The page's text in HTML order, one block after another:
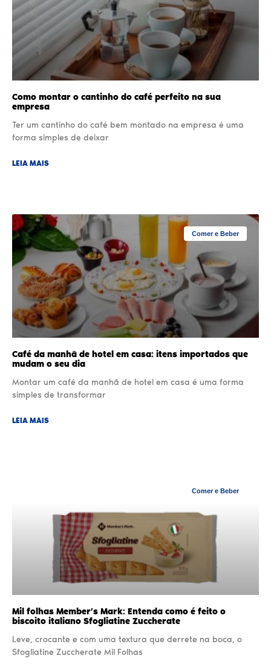
Como montar o cantinho do café perfeito na sua
empresa
Ter um cantinho do café bem montado na empresa é uma
forma simples de deixar
LEIA MAIS
Comer e Beber
Café da manhã de hotel em casa: itens importados que
mudam o seu dia
Montar um café da manhã de hotel em casa é uma forma
simples de transformar
LEIA MAIS
Comer e Beber
Mil folhas Member’s Mark: Entenda como é feito o
biscoito italiano Sfogliatine Zuccherate
Leve, crocante e com uma textura que derrete na boca, o
Sfogliatine Zuccherate Mil Folhas